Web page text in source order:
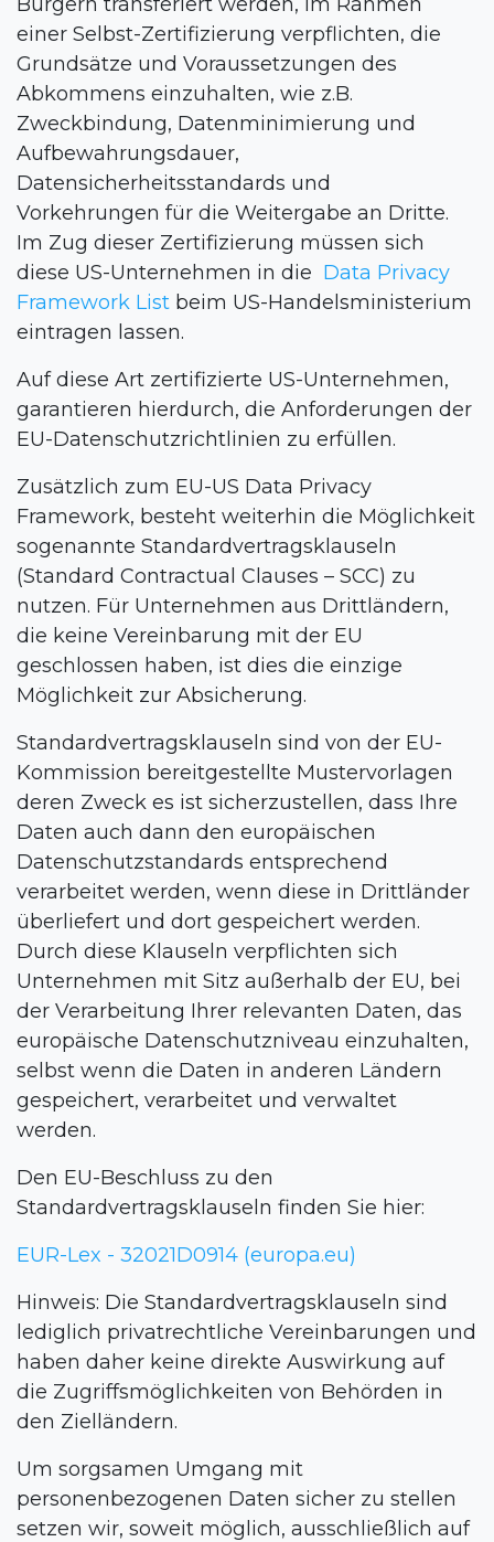
einer Selbst-Zertifizierung verpflichten, die
Grundsätze und Voraussetzungen des
Abkommens einzuhalten, wie z.B.
Zweckbindung, Datenminimierung und
Aufbewahrungsdauer,
Datensicherheitsstandards und
Vorkehrungen für die Weitergabe an Dritte.
Im Zug dieser Zertifizierung müssen sich
diese US-Unternehmen in die Data Privacy
Framework List beim US-Handelsministerium
eintragen lassen.
Auf diese Art zertifizierte US-Unternehmen,
garantieren hierdurch, die Anforderungen der
EU-Datenschutzrichtlinien zu erfüllen.
Zusätzlich zum EU-US Data Privacy
Framework, besteht weiterhin die Möglichkeit
sogenannte Standardvertragsklauseln
(Standard Contractual Clauses – SCC) zu
nutzen. Für Unternehmen aus Drittländern,
die keine Vereinbarung mit der EU
geschlossen haben, ist dies die einzige
Möglichkeit zur Absicherung.
Standardvertragsklauseln sind von der EU-
Kommission bereitgestellte Mustervorlagen
deren Zweck es ist sicherzustellen, dass Ihre
Daten auch dann den europäischen
Datenschutzstandards entsprechend
verarbeitet werden, wenn diese in Drittländer
überliefert und dort gespeichert werden.
Durch diese Klauseln verpflichten sich
Unternehmen mit Sitz außerhalb der EU, bei
der Verarbeitung Ihrer relevanten Daten, das
europäische Datenschutzniveau einzuhalten,
selbst wenn die Daten in anderen Ländern
gespeichert, verarbeitet und verwaltet
werden.
Den EU-Beschluss zu den
Standardvertragsklauseln finden Sie hier:
EUR-Lex - 32021D0914 (europa.eu)
Hinweis: Die Standardvertragsklauseln sind
lediglich privatrechtliche Vereinbarungen und
haben daher keine direkte Auswirkung auf
die Zugriffsmöglichkeiten von Behörden in
den Zielländern.
Um sorgsamen Umgang mit
personenbezogenen Daten sicher zu stellen
setzen wir, soweit möglich, ausschließlich auf